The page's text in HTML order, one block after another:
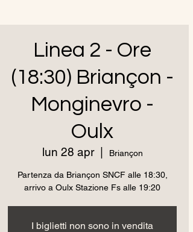
Linea 2 - Ore
(18:30) Briançon -
Monginevro -
Oulx
lun 28 apr
  |
Briançon
Partenza da Briançon SNCF alle 18:30,
arrivo a Oulx Stazione Fs alle 19:20
I biglietti non sono in vendita